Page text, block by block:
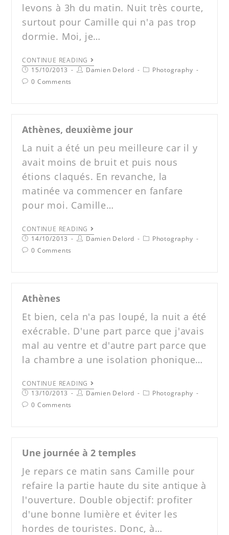
levons à 3h du matin. Nuit très courte,
surtout pour Camille qui n'a pas trop
dormie. Moi, je…
CONTINUE READING
15/10/2013
Damien Delord
Photography
0 Comments
Athènes, deuxième jour
La nuit a été un peu meilleure car il y
avait moins de bruit et puis nous
étions claqués. En revanche, la
matinée va commencer en fanfare
pour moi. Camille…
CONTINUE READING
14/10/2013
Damien Delord
Photography
0 Comments
Athènes
Et bien, cela n'a pas loupé, la nuit a été
exécrable. D'une part parce que j'avais
mal au ventre et d'autre part parce que
la chambre a une isolation phonique…
CONTINUE READING
13/10/2013
Damien Delord
Photography
0 Comments
Une journée à 2 temples
Je repars ce matin sans Camille pour
refaire la partie haute du site antique à
l'ouverture. Double objectif: profiter
d'une bonne lumière et éviter les
hordes de touristes. Donc, à…